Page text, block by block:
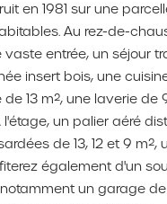
en 1981 sur une
Au rez-de-
vaste entrée, un séjour
insert bois, une
13 m², une laverie de
l'étage, un palier aéré
de 13, 12 et 9 m²,
également d'un
un garage de